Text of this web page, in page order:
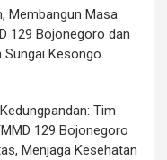
Membangun Masa
129 Bojonegoro dan
Sungai Kesongo
Tim
129 Bojonegoro
Menjaga Kesehatan